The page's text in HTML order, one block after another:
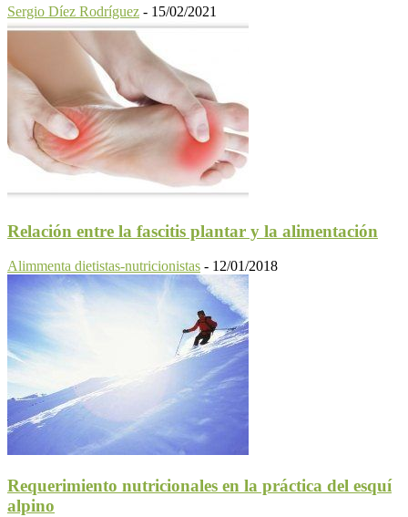
Sergio Díez Rodríguez - 15/02/2021
Relación entre la fascitis plantar y la alimentación
Alimmenta dietistas-nutricionistas - 12/01/2018
Requerimiento nutricionales en la práctica del esquí
alpino